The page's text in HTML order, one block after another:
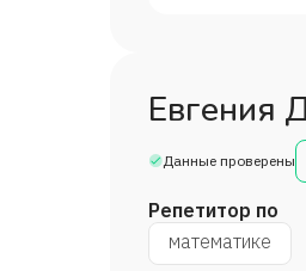
Евгения
Данные проверены
Репетитор по
математике